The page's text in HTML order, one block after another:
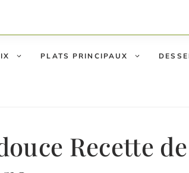
PLATS PRINCIPAUX
Recette